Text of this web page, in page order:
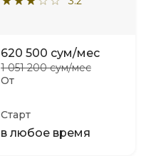
От
620 500 сум/мес
1 051 200 сум/мес
Старт
в любое время